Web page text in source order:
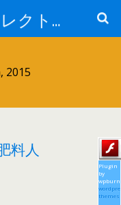
サプリメントダイレクトブログ
2015
料人
Plugin
by
themes